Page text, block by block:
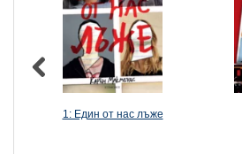
1: Един от нас лъже